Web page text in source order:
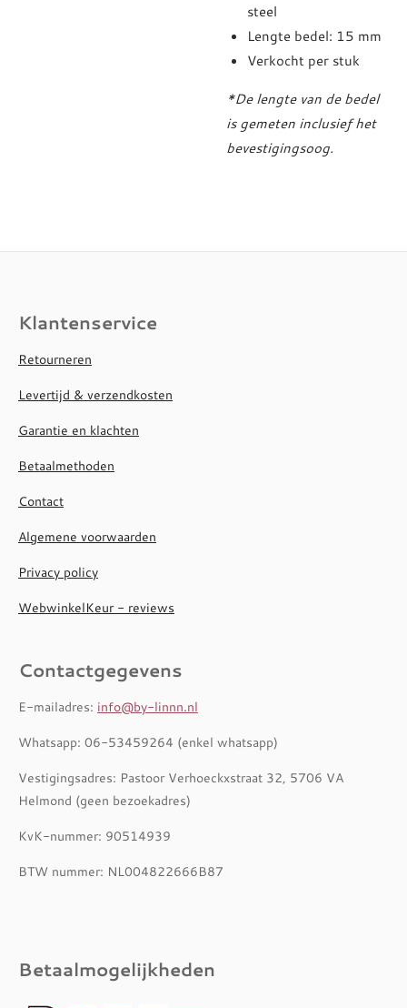
steel
Lengte bedel: 15 mm
Verkocht per stuk
*De lengte van de bedel
is gemeten inclusief het
bevestigingsoog.
Klantenservice
Retourneren
Levertijd & verzendkosten
Garantie en klachten
Betaalmethoden
Contact
Algemene voorwaarden
Privacy policy
WebwinkelKeur - reviews
Contactgegevens
E-mailadres: info@by-linnn.nl
Whatsapp: 06-53459264 (enkel whatsapp)
Vestigingsadres: Pastoor Verhoeckxstraat 32, 5706 VA
Helmond (geen bezoekadres)
KvK-nummer: 90514939
BTW nummer: NL004822666B87
Betaalmogelijkheden